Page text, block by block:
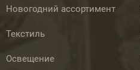
Новогодний ассортимент
Текстиль
Освещение